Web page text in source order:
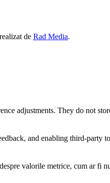
de Rad Media.
adjustments. They do not
and enabling third-party
valorile metrice, cum ar fi